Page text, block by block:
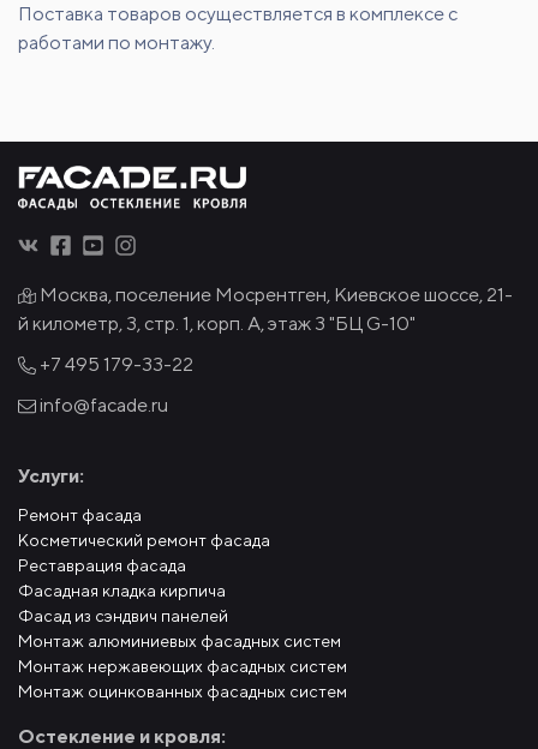
Поставка товаров осуществляется в комплексе с
работами по монтажу.
Москва, поселение Мосрентген, Киевское шоссе, 21-
й километр, 3, стр. 1, корп. А, этаж 3 "БЦ G-10"
+7 495 179-33-22
info@facade.ru
Услуги:
Ремонт фасада
Косметический ремонт фасада
Реставрация фасада
Фасадная кладка кирпича
Фасад из сэндвич панелей
Монтаж алюминиевых фасадных систем
Монтаж нержавеющих фасадных систем
Монтаж оцинкованных фасадных систем
Остекление и кровля: